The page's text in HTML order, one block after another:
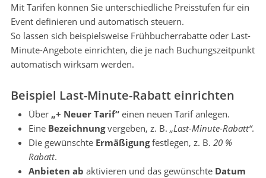
Mit Tarifen können Sie unterschiedliche Preisstufen für ein
Event definieren und automatisch steuern.
So lassen sich beispielsweise Frühbucherrabatte oder Last-
Minute-Angebote einrichten, die je nach Buchungszeitpunkt
automatisch wirksam werden.
Beispiel Last-Minute-Rabatt einrichten
Über „+ Neuer Tarif“ einen neuen Tarif anlegen.
Eine Bezeichnungvergeben, z. B. „Last-Minute-Rabatt“.
Die gewünschte Ermäßigungfestlegen, z. B. 20 %
Rabatt.
Anbieten ab aktivieren und das gewünschte Datum